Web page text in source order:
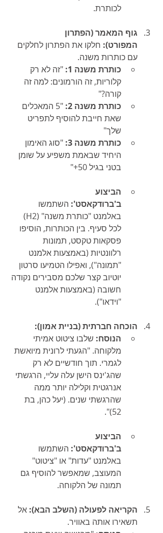
לכותרת.
גוף המאמר (הפתרון
המפורט): חלקו את הפתרון לחלקים
עם כותרות משנה.
כותרת משנה 1:
"זה לא רק
קלוריות, זה הורמונים: למה זה
קורה?"
כותרת משנה 2:
"5 המאכלים
שאת חייבת להוסיף לתפריט
שלך"
כותרת משנה 3:
"סוג האימון
היחיד שבאמת משפיע על שומן
בטני בגיל 50+"
הביצוע
ב'ברודקאסט': השתמשו
באלמנט "כותרת משנה" (H2)
לכל סעיף. בין הכותרות, הוסיפו
פסקאות טקסט, תמונות
רלוונטיות (באמצעות אלמנט
"תמונה"), ואפילו הטמיעו סרטון
יוטיוב קצר שלכם מסבירים נקודה
חשובה (באמצעות אלמנט
"וידאו").
הוכחה חברתית (בניית אמון):
הנוסח: שלבו ציטוט אמיתי
מלקוחה. "הגעתי לרונית מיואשת
לגמרי. תוך חודשיים לא רק
שהג'ינס הישן עלה עליי, הרגשתי
אנרגטית וקלילה יותר ממה
שהרגשתי שנים. (יעל כהן, בת
52)".
הביצוע
ב'ברודקאסט': השתמשו
באלמנט "עדות" או "ציטוט"
המעוצב, שמאפשר להוסיף גם
תמונה של הלקוחה.
הקריאה לפעולה (השלב הבא): אל
תשאירו אותה באוויר.